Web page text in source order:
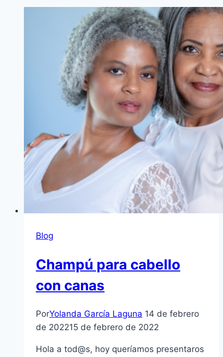
Blog
Champú para cabello
con canas
PorYolanda García Laguna 14 de febrero
de 202215 de febrero de 2022
Hola a tod@s, hoy queríamos presentaros